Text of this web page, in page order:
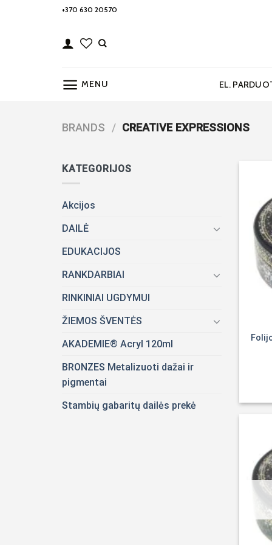
+370 630 20570
MENU EL.
BRANDS / CREATIVE EXPRESSIONS
KATEGORIJOS
Akcijos
DAILĖ
EDUKACIJOS
RANKDARBIAI
RINKINIAI UGDYMUI
ŽIEMOS ŠVENTĖS
AKADEMIE® Acryl 120ml
BRONZES Metalizuoti dažai ir
pigmentai
Stambių gabaritų dailės prekė